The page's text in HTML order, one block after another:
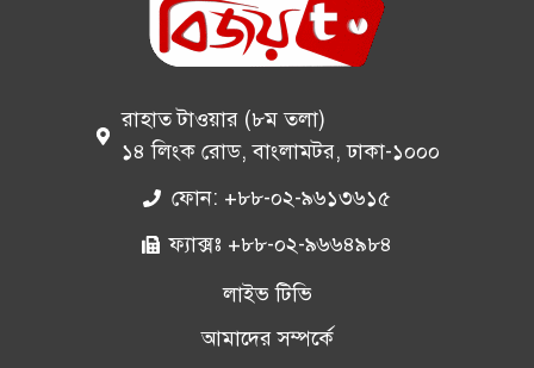
রাহাত টাওয়ার (৮ম তলা)
১৪ লিংক রোড, বাংলামটর, ঢাকা-১০০০
ফোন: +৮৮-০২-৯৬১৩৬১৫
ফ্যাক্সঃ +৮৮-০২-৯৬৬৪৯৮৪
লাইভ টিভি
আমাদের সম্পর্কে